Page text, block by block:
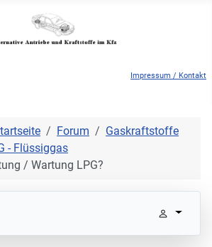
Impressum / Kontakt
Forum
Gaskraftstoffe
- Flüssiggas
/ Wartung LPG?